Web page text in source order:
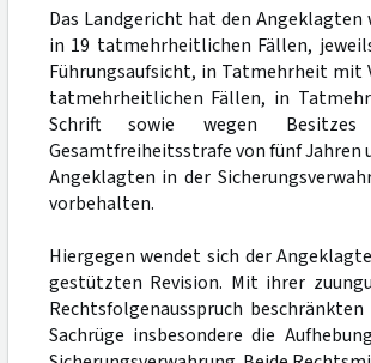
Das Landgericht hat den
in 19 tatmehrheitlichen Fällen,
Führungsaufsicht, in Tatmehrheit mit
tatmehrheitlichen Fällen, in
Schrift sowie wegen Besitzes
Gesamtfreiheitsstrafe von fünf Jahren
Angeklagten in der
vorbehalten.
Hiergegen wendet sich der
gestützten Revision. Mit ihrer
Rechtsfolgenausspruch
Sachrüge insbesondere die